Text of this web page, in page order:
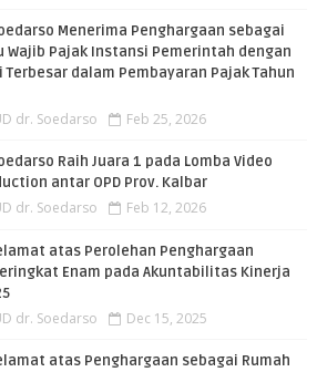
Menerima Penghargaan sebagai
Wajib Pajak Instansi Pemerintah dengan
dalam Pembayaran Pajak Tahun
dr. Soedarso Feb 25, 2026
Raih Juara 1 pada Lomba Video
antar OPD Prov. Kalbar
dr. Soedarso Feb 12, 2026
atas Perolehan Penghargaan
Enam pada Akuntabilitas Kinerja
dr. Soedarso Dec 15, 2025
atas Penghargaan sebagai Rumah